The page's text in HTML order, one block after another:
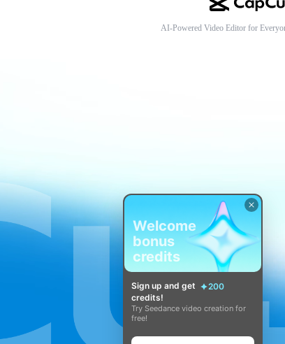
AI-Powered Video Editor for
Welcome
bonus
credits
Sign up and get
200
credits!
Try Seedance video creation for
free!